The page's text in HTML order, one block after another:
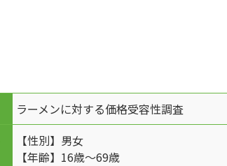
ラーメンに対する価格受容性調査
【性別】男女
【年齢】16歳～69歳